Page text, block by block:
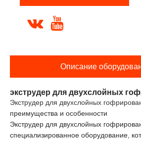
 
Описание
экструдер для двухслойных
Экструдер для двухслойных
преимущества и особенности
Экструдер для двухслойных
специализированное оборудование,